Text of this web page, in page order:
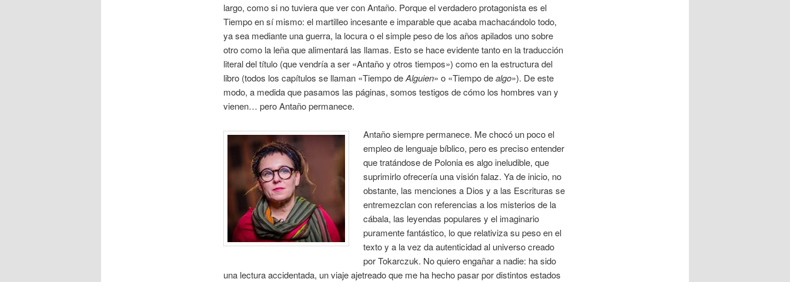
largo, como si no tuviera que ver con Antaño. Porque el verdadero protagonista es el
Tiempo en sí mismo: el martilleo incesante e imparable que acaba machacándolo todo,
ya sea mediante una guerra, la locura o el simple peso de los años apilados uno sobre
otro como la leña que alimentará las llamas. Esto se hace evidente tanto en la traducción
literal del título (que vendría a ser «Antaño y otros tiempos») como en la estructura del
libro (todos los capítulos se llaman «Tiempo deAlguien» o «Tiempo dealgo»). De este
modo, a medida que pasamos las páginas, somos testigos de cómo los hombres van y
vienen… pero Antaño permanece.
Antaño siempre permanece. Me chocó un poco el
empleo de lenguaje bíblico, pero es preciso entender
que tratándose de Polonia es algo ineludible, que
suprimirlo ofrecería una visión falaz. Ya de inicio, no
obstante, las menciones a Dios y a las Escrituras se
entremezclan con referencias a los misterios de la
cábala, las leyendas populares y el imaginario
puramente fantástico, lo que relativiza su peso en el
texto y a la vez da autenticidad al universo creado
por Tokarczuk. No quiero engañar a nadie: ha sido
una lectura accidentada, un viaje ajetreado que me ha hecho pasar por distintos estados